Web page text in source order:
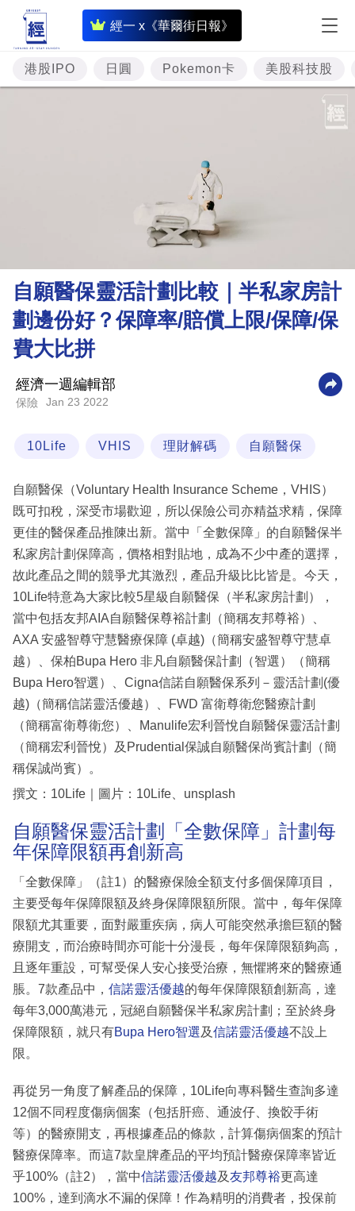
經一 x《華爾街日報》
即
時
財
經
理
財
商
科
技
場
生
活
時
事
專
訂
閱
專
區
港股IPO 日圓 Pokemon卡 美股科技股
自願醫保靈活計劃比較｜半私家房計
劃邊份好？保障率/賠償上限/保障/保
費大比拼
經濟一週編輯部
保險 Jan 23 2022
10Life VHIS 理財解碼 自願醫保
自願醫保（Voluntary Health Insurance Scheme，VHIS）
既可扣稅，深受市場歡迎，所以保險公司亦精益求精，保障
更佳的醫保產品推陳出新。當中「全數保障」的自願醫保半
私家房計劃保障高，價格相對貼地，成為不少中產的選擇，
故此產品之間的競爭尤其激烈，產品升級比比皆是。今天，
10Life特意為大家比較5星級自願醫保（半私家房計劃），
當中包括友邦AIA自願醫保尊裕計劃（簡稱友邦尊裕）、
AXA 安盛智尊守慧醫療保障 (卓越)（簡稱安盛智尊守慧卓
越）、保柏Bupa Hero 非凡自願醫保計劃（智選）（簡稱
Bupa Hero智選）、Cigna信諾自願醫保系列－靈活計劃(優
越)（簡稱信諾靈活優越）、FWD 富衛尊衛您醫療計劃
（簡稱富衛尊衛您）、Manulife宏利晉悅自願醫保靈活計劃
（簡稱宏利晉悅）及Prudential保誠自願醫保尚賓計劃（簡
稱保誠尚賓）。
撰文：10Life｜圖片：10Life、unsplash
自願醫保靈活計劃「全數保障」計劃每
年保障限額再創新高
「全數保障」（註1）的醫療保險全額支付多個保障項目，
主要受每年保障限額及終身保障限額所限。當中，每年保障
限額尤其重要，面對嚴重疾病，病人可能突然承擔巨額的醫
療開支，而治療時間亦可能十分漫長，每年保障限額夠高，
且逐年重設，可幫受保人安心接受治療，無懼將來的醫療通
脹。7款產品中， 信諾靈活優越的每年保障限額創新高，達
每年3,000萬港元，冠絕自願醫保半私家房計劃；至於終身
保障限額，就只有Bupa Hero智選及信諾靈活優越不設上
限。
再從另一角度了解產品的保障，10Life向專科醫生查詢多達
12個不同程度傷病個案（包括肝癌、通波仔、換骹手術
等）的醫療開支，再根據產品的條款，計算傷病個案的預計
醫療保障率。而這7款皇牌產品的平均預計醫療保障率皆近
乎100%（註2），當中信諾靈活優越及友邦尊裕更高達
100%，達到滴水不漏的保障！作為精明的消費者，投保前